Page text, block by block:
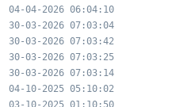
04-04-2026 06:04:10
30-03-2026 07:03:04
30-03-2026 07:03:42
30-03-2026 07:03:25
30-03-2026 07:03:14
04-10-2025 05:10:02
03-10-2025 01:10:50